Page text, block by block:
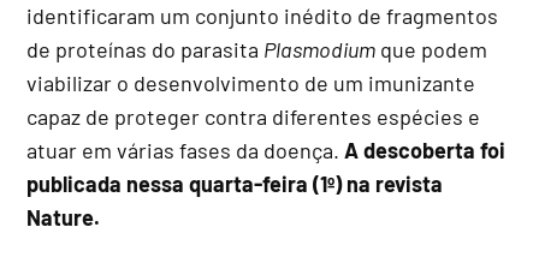
identificaram um conjunto inédito de fragmentos
de proteínas do parasita Plasmodium que podem
viabilizar o desenvolvimento de um imunizante
capaz de proteger contra diferentes espécies e
atuar em várias fases da doença. A descoberta foi
publicada nessa quarta-feira (1º) na revista
Nature.